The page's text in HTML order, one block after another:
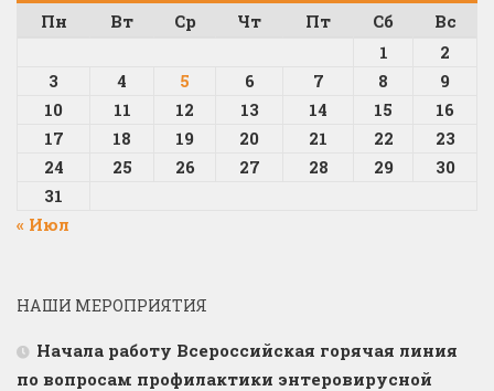
Пн Вт Ср Чт Пт Сб
Вс
1
2
3
4 5 6 7 8
9
10
11 12 13 14 15
16
17
18 19 20 21 22
23
24
25 26 27 28 29
30
31
« Июл
НАШИ МЕРОПРИЯТИЯ
Начала работу Всероссийская горячая линия
по вопросам профилактики энтеровирусной